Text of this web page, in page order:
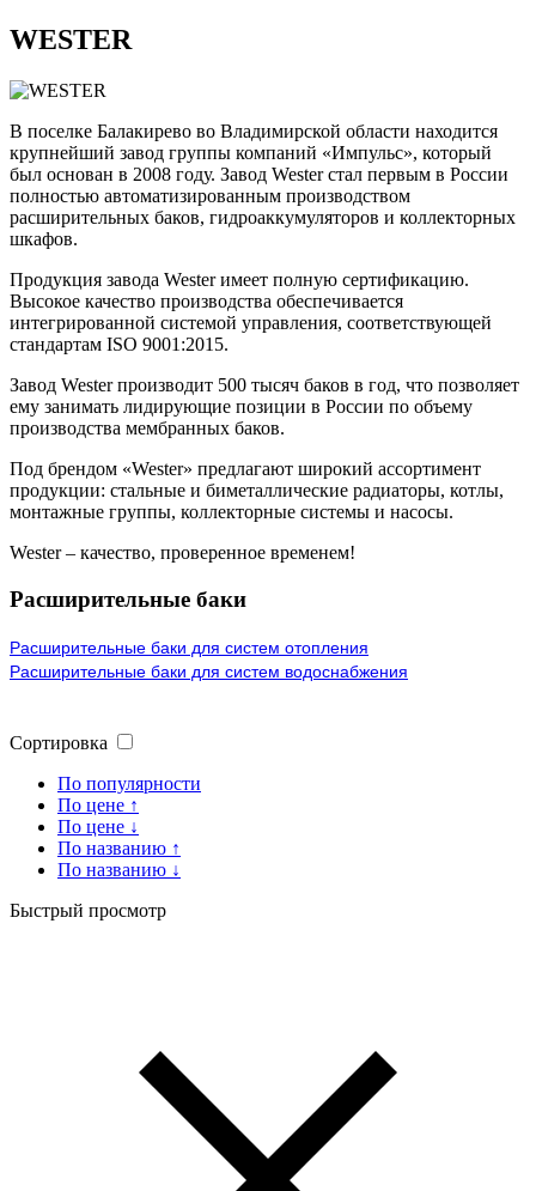
WESTER
В поселке Балакирево во Владимирской области находится
крупнейший завод группы компаний «Импульс», который
был основан в 2008 году. Завод Wester стал первым в России
полностью автоматизированным производством
расширительных баков, гидроаккумуляторов и коллекторных
шкафов.
Продукция завода Wester имеет полную сертификацию.
Высокое качество производства обеспечивается
интегрированной системой управления, соответствующей
стандартам ISO 9001:2015.
Завод Wester производит 500 тысяч баков в год, что позволяет
ему занимать лидирующие позиции в России по объему
производства мембранных баков.
Под брендом «Wester» предлагают широкий ассортимент
продукции: стальные и биметаллические радиаторы, котлы,
монтажные группы, коллекторные системы и насосы.
Wester – качество, проверенное временем!
Расширительные баки
Расширительные баки для систем отопления
Расширительные баки для систем водоснабжения
Сортировка
По популярности
По цене ↑
По цене ↓
По названию ↑
По названию ↓
Быстрый просмотр